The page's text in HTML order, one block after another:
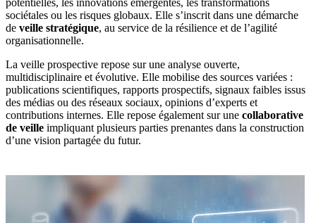
sociétales ou les risques globaux. Elle s’inscrit dans une démarche
de veille stratégique, au service de la résilience et de l’agilité
organisationnelle.
La veille prospective repose sur une analyse ouverte,
multidisciplinaire et évolutive. Elle mobilise des sources variées :
publications scientifiques, rapports prospectifs, signaux faibles issus
des médias ou des réseaux sociaux, opinions d’experts et
contributions internes. Elle repose également sur une collaborative
de veille impliquant plusieurs parties prenantes dans la construction
d’une vision partagée du futur.